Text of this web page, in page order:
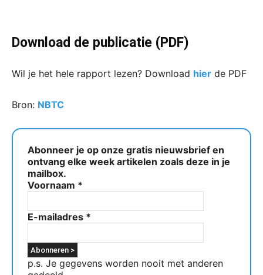
Download de publicatie (PDF)
Wil je het hele rapport lezen? Download hier de PDF
Bron: NBTC
Abonneer je op onze gratis nieuwsbrief en
ontvang elke week artikelen zoals deze in je
mailbox.
Voornaam *
E-mailadres *
p.s. Je gegevens worden nooit met anderen